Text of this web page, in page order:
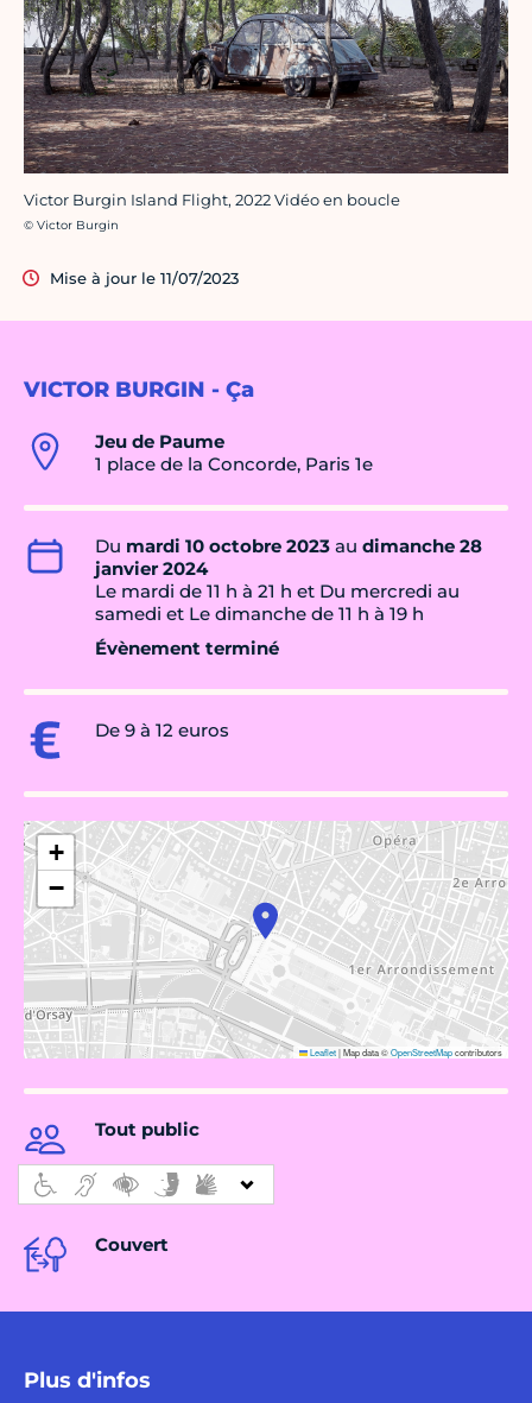
VICTOR BURGIN - Ça
Jeu de Paume
1 place de la Concorde, Paris 1e
Du mardi 10 octobre 2023 au dimanche 28
janvier 2024
Le mardi de 11 h à 21 h et Du mercredi au
samedi et Le dimanche de 11 h à 19 h
Évènement terminé
De 9 à 12 euros
+
−
Leaflet|Map data ©OpenStreetMapcontributors
Tout public
Couvert
Plus d'infos
Victor Burgin Island Flight, 2022 Vidéo en boucle
Crédit photo :
© Victor Burgin
Mise à jour le 11/07/2023